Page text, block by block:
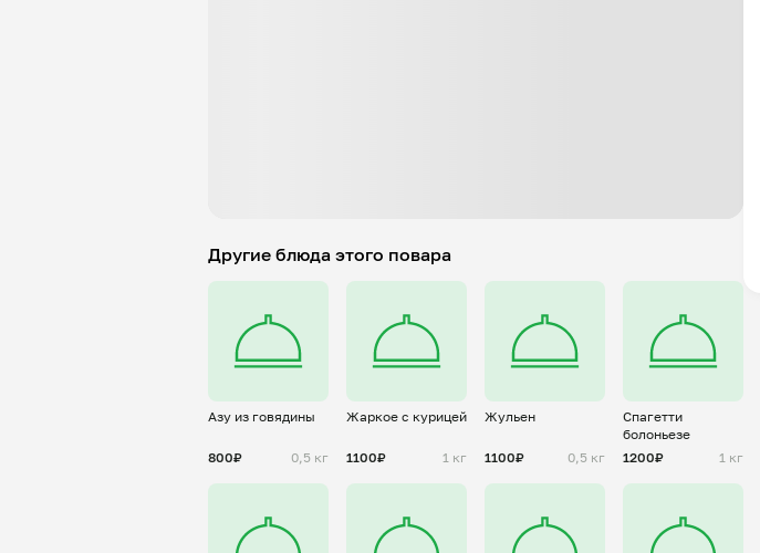
Другие блюда этого повара
Азу из говядины
800₽ 0,5 кг
Жаркое с курицей
1100₽ 1 кг
Жульен
1100₽ 0,5 кг
Спагетти
болоньезе
1200₽
1 кг